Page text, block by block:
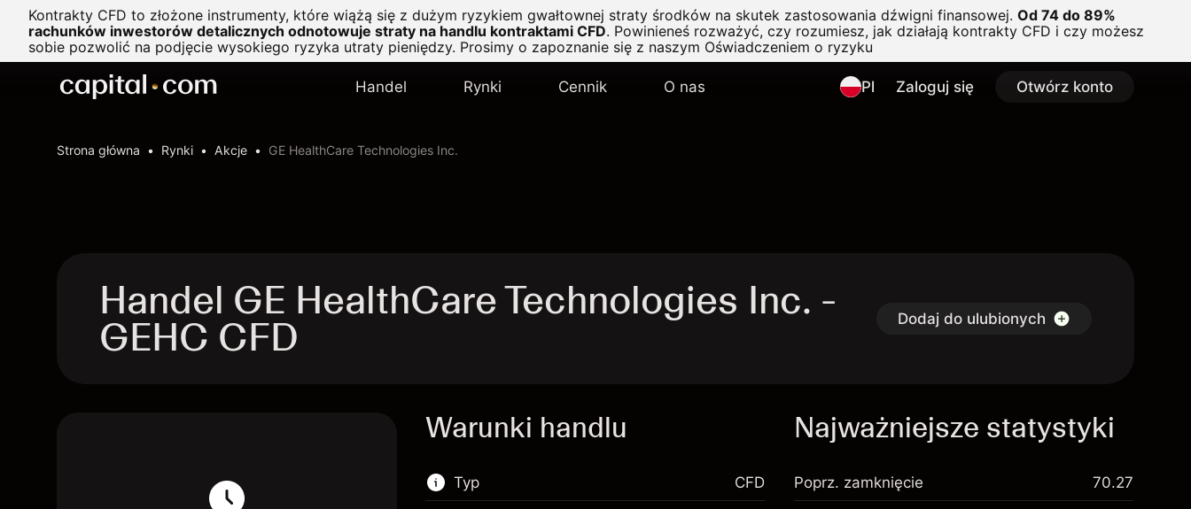
Kontrakty CFD to złożone instrumenty, które wiążą się z dużym ryzykiem gwałtownej straty środków na skutek zastosowania dźwigni finansowej. Od 74 do 89%
rachunków inwestorów detalicznych odnotowuje straty na handlu kontraktami CFD. Powinieneś rozważyć, czy rozumiesz, jak działają kontrakty CFD i czy możesz
sobie pozwolić na podjęcie wysokiego ryzyka utraty pieniędzy. Prosimy o zapoznanie się z naszym Oświadczeniem o ryzyku
Handel Rynki Cennik O nas Pl Zaloguj się Otwórz konto
Strona główna Rynki Akcje GE HealthCare Technologies Inc.
Handel GE HealthCare Technologies Inc. -
GEHC CFD Dodaj do ulubionych
Warunki handlu
Typ CFD
Najważniejsze statystyki
Poprz. zamknięcie 70.27